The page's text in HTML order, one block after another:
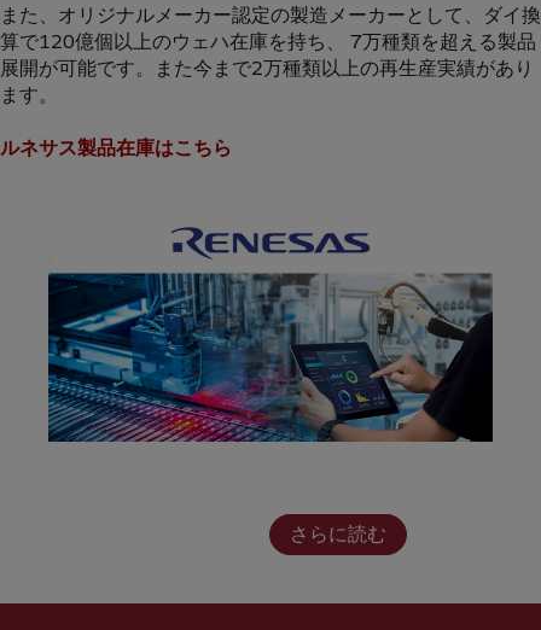
また、オリジナルメーカー認定の製造メーカーとして、ダイ換
算で120億個以上のウェハ在庫を持ち、 7万種類を超える製品
展開が可能です。また今まで2万種類以上の再生産実績があり
ます。
ルネサス製品在庫はこちら
さらに読む